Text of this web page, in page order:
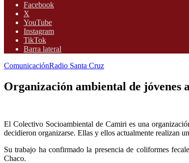
Facebook
X
YouTube
Instagram
TikTok
Barra lateral
ComunicaciónRadio Santa Cruz
Organización ambiental de jóvenes
El Colectivo Socioambiental de Camiri es una
decidieron organizarse. Ellas y ellos actualmente realizan
Su trabajo ha confirmado la presencia de coliformes
Chaco.